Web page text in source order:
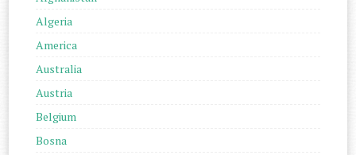
Algeria
America
Australia
Austria
Belgium
Bosna